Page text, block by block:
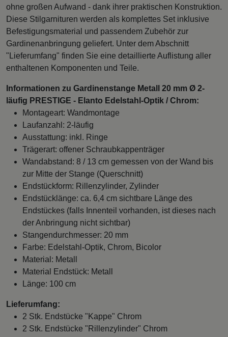
ohne großen Aufwand - dank ihrer praktischen Konstruktion.
Diese Stilgarnituren werden als komplettes Set inklusive
Befestigungsmaterial und passendem Zubehör zur
Gardinenanbringung geliefert. Unter dem Abschnitt
"Lieferumfang" finden Sie eine detaillierte Auflistung aller
enthaltenen Komponenten und Teile.
Informationen zu Gardinenstange Metall 20 mm Ø 2-
läufig PRESTIGE - Elanto Edelstahl-Optik / Chrom:
Montageart: Wandmontage
Laufanzahl: 2-läufig
Ausstattung: inkl. Ringe
Trägerart: offener Schraubkappenträger
Wandabstand: 8 / 13 cm gemessen von der Wand bis
zur Mitte der Stange (Querschnitt)
Endstückform: Rillenzylinder, Zylinder
Endstücklänge: ca. 6,4 cm sichtbare Länge des
Endstückes (falls Innenteil vorhanden, ist dieses nach
der Anbringung nicht sichtbar)
Stangendurchmesser: 20 mm
Farbe: Edelstahl-Optik, Chrom, Bicolor
Material: Metall
Material Endstück: Metall
Länge: 100 cm
Lieferumfang:
2 Stk. Endstücke "Kappe" Chrom
2 Stk. Endstücke "Rillenzylinder" Chrom